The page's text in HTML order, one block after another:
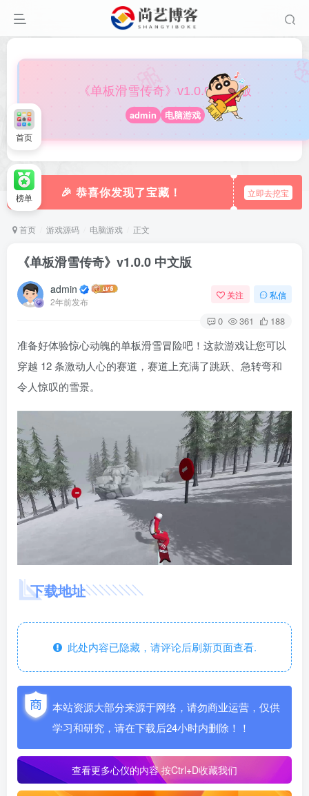
🎀
《单板滑雪传奇》v1.0.0 中文版
admin 电脑游戏
🎉 恭喜你发现了宝藏！ 立即去挖宝
首页 游戏源码 电脑游戏 正文
《单板滑雪传奇》v1.0.0 中文版
admin
2年前发布
关注 私信
0 361 188
准备好体验惊心动魄的单板滑雪冒险吧！这款游戏让您可以
穿越 12 条激动人心的赛道，赛道上充满了跳跃、急转弯和
令人惊叹的雪景。
下载地址
此处内容已隐藏，请评论后刷新页面查看.
本站资源大部分来源于网络，请勿商业运营，仅供
学习和研究，请在下载后24小时内删除！！
查看更多心仪的内容按Ctrl+D收藏我们
首页
榜单